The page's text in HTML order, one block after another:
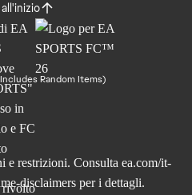
Random Items)
e restrizioni. Consulta ea.com/it-
disclaimers per i dettagli.